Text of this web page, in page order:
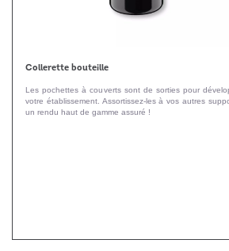
Collerette bouteille
Les pochettes à couverts sont de sorties pour
votre établissement. Assortissez-les à vos autres
un rendu haut de gamme assuré !